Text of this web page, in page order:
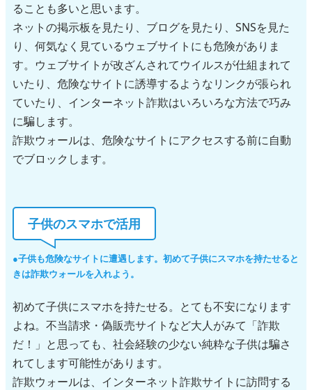
ることも多いと思います。
ネットの掲示板を見たり、ブログを見たり、SNSを見た
り、何気なく見ているウェブサイトにも危険がありま
す。ウェブサイトが改ざんされてウイルスが仕組まれて
いたり、危険なサイトに誘導するようなリンクが張られ
ていたり、インターネット詐欺はいろいろな方法で巧み
に騙します。
詐欺ウォールは、危険なサイトにアクセスする前に自動
でブロックします。
子供のスマホで活用
子供も危険なサイトに遭遇します。初めて子供にスマホを持たせると
きは詐欺ウォールを入れよう。
初めて子供にスマホを持たせる。とても不安になります
よね。不当請求・偽販売サイトなど大人がみて「詐欺
だ！」と思っても、社会経験の少ない純粋な子供は騙さ
れてします可能性があります。
詐欺ウォールは、インターネット詐欺サイトに訪問する